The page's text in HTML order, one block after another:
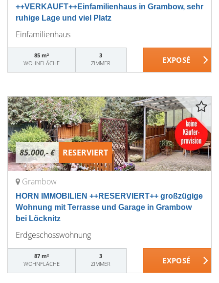
++VERKAUFT++Einfamilienhaus in Grambow, sehr
ruhige Lage und viel Platz
Einfamilienhaus
85 m²
WOHNFLÄCHE
3
ZIMMER
85.000,- € RESERVIERT
Grambow
HORN IMMOBILIEN ++RESERVIERT++ großzügige
Wohnung mit Terrasse und Garage in Grambow
bei Löcknitz
Erdgeschosswohnung
87 m²
WOHNFLÄCHE
3
ZIMMER